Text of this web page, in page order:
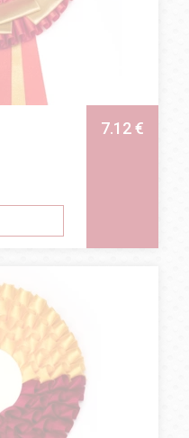
7.12 €